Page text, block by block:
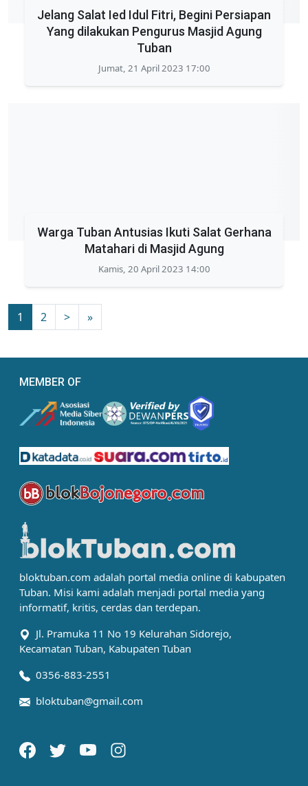
Jelang Salat Ied Idul Fitri, Begini Persiapan
Yang dilakukan Pengurus Masjid Agung
Tuban
Jumat, 21 April 2023 17:00
Warga Tuban Antusias Ikuti Salat Gerhana
Matahari di Masjid Agung
Kamis, 20 April 2023 14:00
1 2 > »
MEMBER OF
bloktuban.com adalah portal media online di kabupaten
Tuban. Misi kami adalah menjadi portal media yang
informatif, kritis, cerdas dan terdepan.
Jl. Pramuka 11 No 19 Kelurahan Sidorejo,
Kecamatan Tuban, Kabupaten Tuban
0356-883-2551
bloktuban@gmail.com